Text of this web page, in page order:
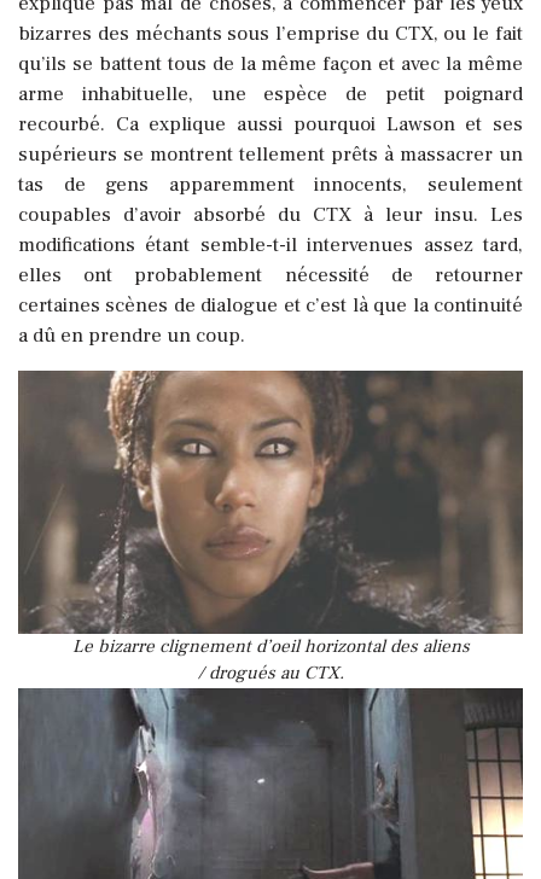
bizarres des méchants sous l’emprise du CTX, ou le fait
qu’ils se battent tous de la même façon et avec la même
arme inhabituelle, une espèce de petit poignard
recourbé. Ca explique aussi pourquoi Lawson et ses
supérieurs se montrent tellement prêts à massacrer un
tas de gens apparemment innocents, seulement
coupables d’avoir absorbé du CTX à leur insu. Les
modifications étant semble-t-il intervenues assez tard,
elles ont probablement nécessité de retourner
certaines scènes de dialogue et c’est là que la continuité
a dû en prendre un coup.
Le bizarre clignement d’oeil horizontal des aliens
/ drogués au CTX.